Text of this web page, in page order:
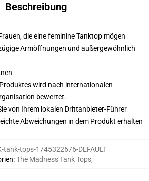
Beschreibung
die eine feminine Tanktop mögen
Armöffnungen und außergewöhnlich
wird nach internationalen
bewertet.
von Ihrem lokalen Drittanbieter-Führer
Abweichungen in dem Produkt erhalten
tank-tops-1745322676-DEFAULT
:The Madness Tank Tops,